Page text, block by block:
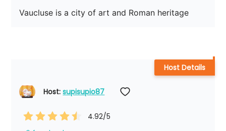
Vaucluse is a city of art and Roman heritage
Host: supisupio87
4.92/5
Host Details